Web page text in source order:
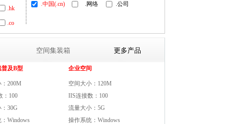
.hk
.co
.中国(.cn) .网络 .公司
空间集装箱 更多产品
普及B型
200M
：100
30G
Windows
企业空间
空间大小：120M
IIS连接数：100
流量大小：5G
操作系统：Windows